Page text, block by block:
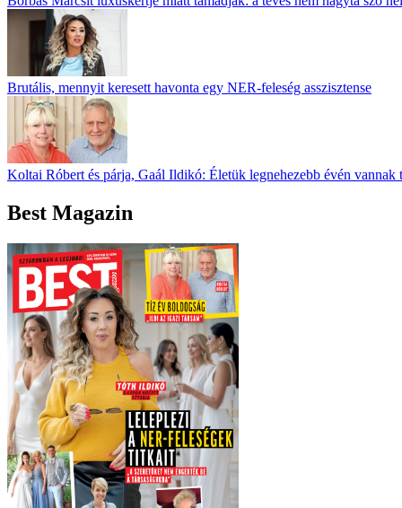
Brutális, mennyit keresett havonta egy NER-feleség asszisztense
Koltai Róbert és párja, Gaál Ildikó: Életük legnehezebb évén vannak
Best Magazin